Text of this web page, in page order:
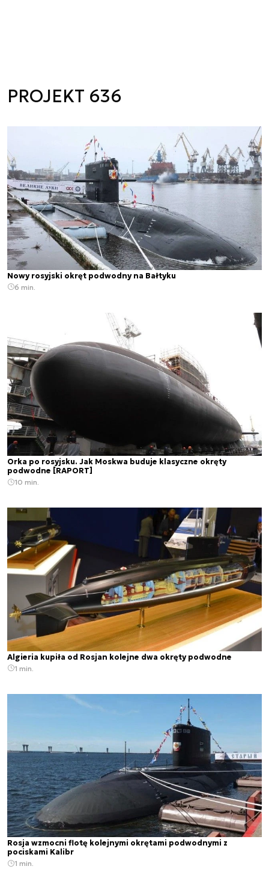
PROJEKT 636
Nowy rosyjski okręt podwodny na Bałtyku
6 min.
Orka po rosyjsku. Jak Moskwa buduje klasyczne okręty
podwodne [RAPORT]
10 min.
Algieria kupiła od Rosjan kolejne dwa okręty podwodne
1 min.
Rosja wzmocni flotę kolejnymi okrętami podwodnymi z
pociskami Kalibr
1 min.